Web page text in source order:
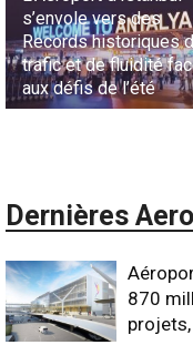
L’appel
: 30
un hub
Dernières
870